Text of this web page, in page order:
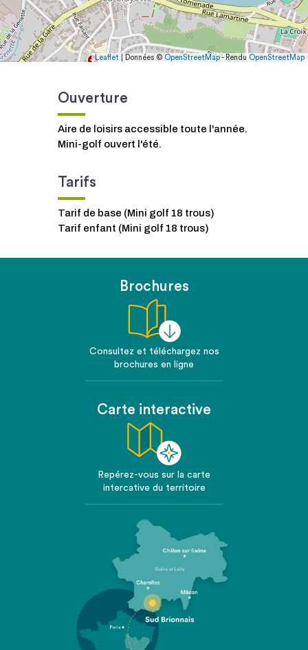
Leaflet | Données © OpenStreetMap- Rendu OpenStreetMap
Ouverture
Aire de loisirs accessible toute l'année.
Mini-golf ouvert l'été.
Tarifs
Tarif de base (Mini golf 18 trous)
Tarif enfant (Mini golf 18 trous)
Brochures
Consultez et téléchargez nos
brochures en ligne
Carte interactive
Repérez-vous sur la carte
intercative du territoire